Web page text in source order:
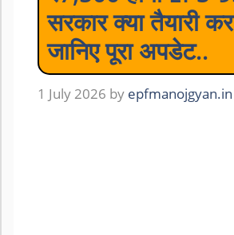
सरकार क्या तैयारी
जानिए पूरा अपडेट..
1 July 2026 by epfmanojgyan.in